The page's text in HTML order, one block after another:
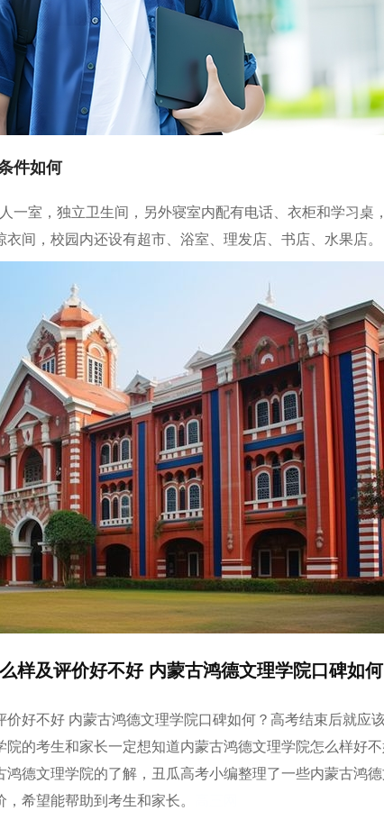
件如何
一室，独立卫生间，另外寝室内配有电话、衣柜和学习桌
间，校园内还设有超市、浴室、理发店、书店、水果店。
样及评价好不好 内蒙古鸿德文理学院口碑如何
好不好 内蒙古鸿德文理学院口碑如何？高考结束后就应
的考生和家长一定想知道内蒙古鸿德文理学院怎么样好
德文理学院的了解，丑瓜高考小编整理了一些内蒙古鸿
希望能帮助到考生和家长。